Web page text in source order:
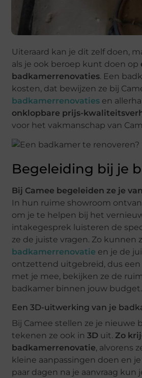
Uiteraard kan je dit zelf doen,
als je ook beroep kunt doen op
badkamerrenovaties. Een
kosten, dat bewijzen ze bij
badkamerrenovaties en
onklopbare prijs-
voor het vakmanschap van
Begeleiding bij je
Bij Camee begeleiden ze je
In hun ruime showroom
om je te helpen bij het
intakegesprek luisteren de
ze de juiste vragen. Zo kunnen
badkamerrenovatie en je de
ontzettend uitgebreid, dus
met je mee, bekijken ze de
badkamer binnen jouw budget.
Een 3D-uitwerking van je
Bij Camee stellen ze je nieuwe
tekenen ze ook in3D uit. Zo
badkamerrenovatie, alvorens
kleine aanpassingen doen en
paar dagen na je aanvraag